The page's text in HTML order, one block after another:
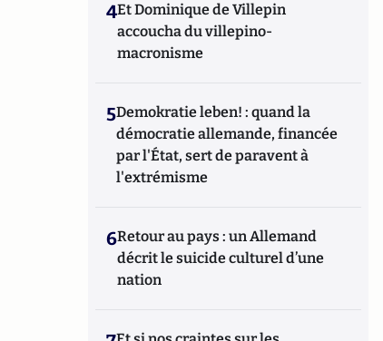
4Et Dominique de Villepin
accoucha du villepino-
macronisme
5Demokratie leben! : quand la
démocratie allemande, financée
par l'État, sert de paravent à
l'extrémisme
6Retour au pays : un Allemand
décrit le suicide culturel d’une
nation